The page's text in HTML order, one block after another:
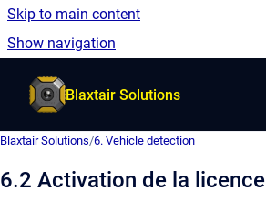
Skip to main content
Show navigation
Go to homepage
Blaxtair Solutions
Blaxtair Solutions/6. Vehicle detection
6.2 Activation de la licence